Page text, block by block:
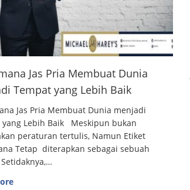
Jas Pria Membuat Dunia
Tempat yang Lebih Baik
Jas Pria Membuat Dunia menjadi
yang Lebih Baik Meskipun bukan
peraturan tertulis, Namun Etiket
Tetap diterapkan sebagai sebuah